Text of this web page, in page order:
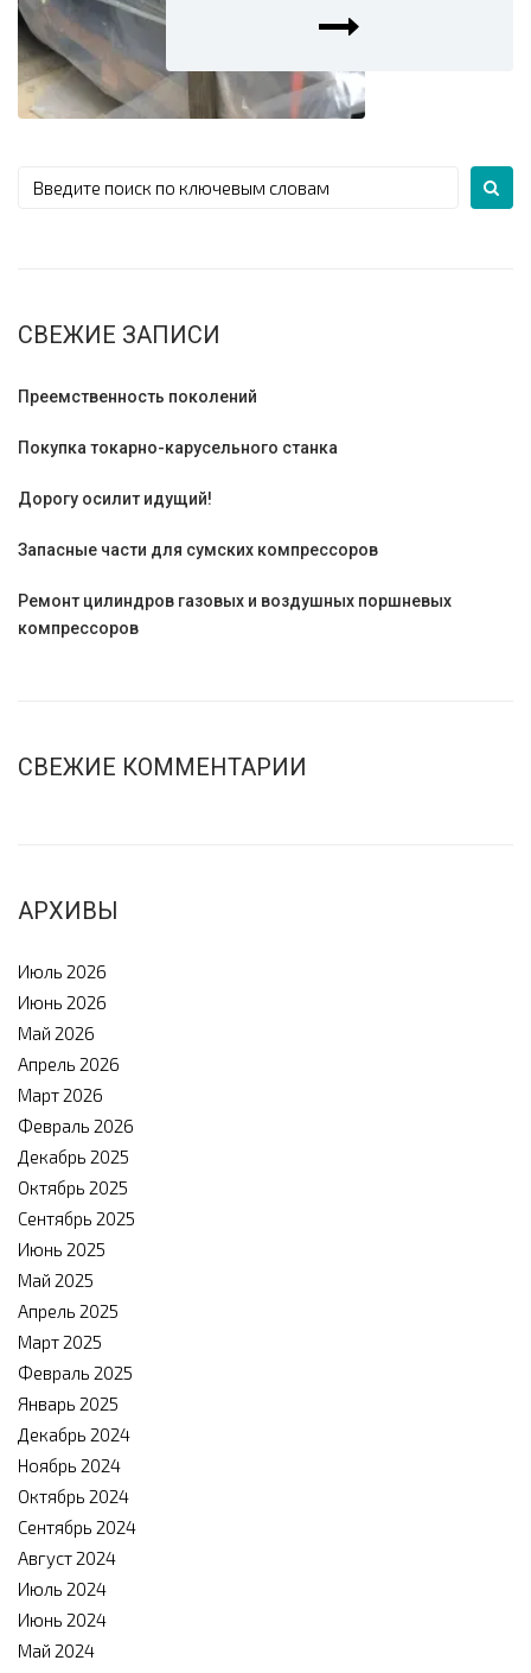
СВЕЖИЕ ЗАПИСИ
Преемственность поколений
Покупка токарно-карусельного станка
Дорогу осилит идущий!
Запасные части для сумских компрессоров
Ремонт цилиндров газовых и воздушных поршневых
компрессоров
СВЕЖИЕ КОММЕНТАРИИ
АРХИВЫ
Июль 2026
Июнь 2026
Май 2026
Апрель 2026
Март 2026
Февраль 2026
Декабрь 2025
Октябрь 2025
Сентябрь 2025
Июнь 2025
Май 2025
Апрель 2025
Март 2025
Февраль 2025
Январь 2025
Декабрь 2024
Ноябрь 2024
Октябрь 2024
Сентябрь 2024
Август 2024
Июль 2024
Июнь 2024
Май 2024